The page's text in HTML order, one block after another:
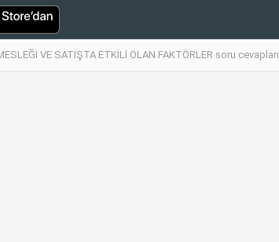
VE SATIŞTA ETKİLİ OLAN FAKTÖRLER soru cevapları